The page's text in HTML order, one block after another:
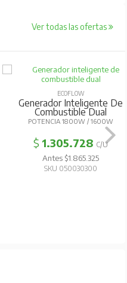
Ver todas las ofertas
ECOFLOW
Generador Inteligente De
Combustible Dual
POTENCIA 1800W / 1600W
$ 1.305.728 C/U
Antes $1.865.325
SKU 050030300